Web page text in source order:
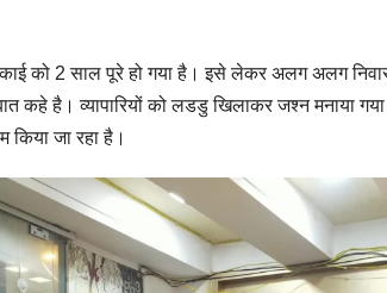
को 2 साल पूरे हो गया है। इसे लेकर अलग अलग
कहे है। व्यापारियों को लडडु खिलाकर जश्न मनाया
जा रहा है।